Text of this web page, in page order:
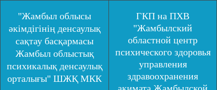
"Жамбыл облысы
әкімдігінің денсаулық
сақтау басқармасы
Жамбыл облыстық
психикалық денсаулық
орталығы" ШЖҚ МКК
ГКП на ПХВ
"Жамбылский
областной центр
психического здоровья
управления
здравоохранения